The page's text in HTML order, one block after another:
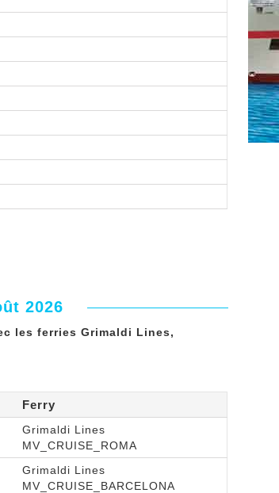
2026
les ferries Grimaldi Lines,
Ferry
Grimaldi Lines
MV_CRUISE_ROMA
Grimaldi Lines
MV_CRUISE_BARCELONA